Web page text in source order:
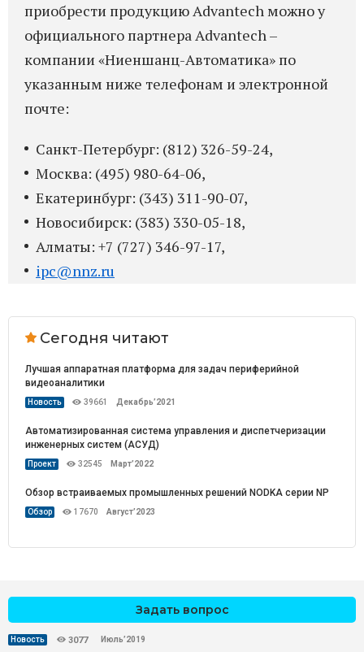
приобрести продукцию Advantech можно у
официального партнераAdvantech–
компании «Ниеншанц-Автоматика» по
указанным ниже телефонам и электронной
почте:
Санкт-Петербург: (812) 326-59-24,
Москва: (495) 980-64-06,
Екатеринбург: (343) 311-90-07,
Новосибирск: (383) 330-05-18,
Алматы: +7 (727) 346-97-17,
ipc@nnz.ru
Сегодня читают
Лучшая аппаратная платформа для задач периферийной
видеоаналитики
Новость 39661 Декабрь’2021
Автоматизированная система управления и диспетчеризации
инженерных систем (АСУД)
Проект 32545 Март’2022
Обзор встраиваемых промышленных решений NODKA серии NP
Обзор 17670 Август’2023
Задать вопрос
Новость 3077 Июль’2019